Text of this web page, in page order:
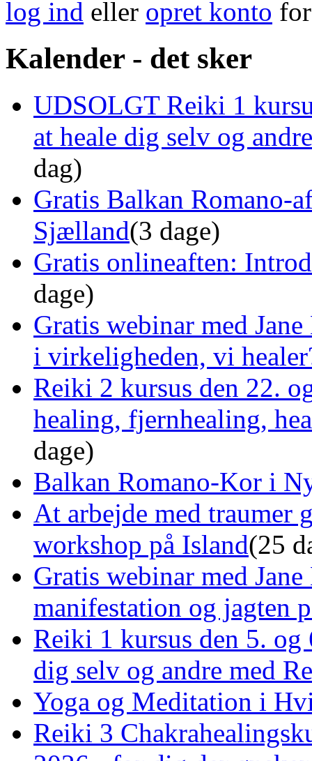
log ind eller opret konto
Kalender - det sker
UDSOLGT Reiki 1
at heale dig selv og
dag)
Gratis Balkan Romano-
Sjælland(3 dage)
Gratis onlineaften:
dage)
Gratis webinar med
i virkeligheden, vi
Reiki 2 kursus den 22.
healing, fjernhealing,
dage)
Balkan Romano-Kor i
At arbejde med traumer
workshop på Island(25
Gratis webinar med
manifestation og jagten
Reiki 1 kursus den 5.
dig selv og andre med
Yoga og Meditation i
Reiki 3